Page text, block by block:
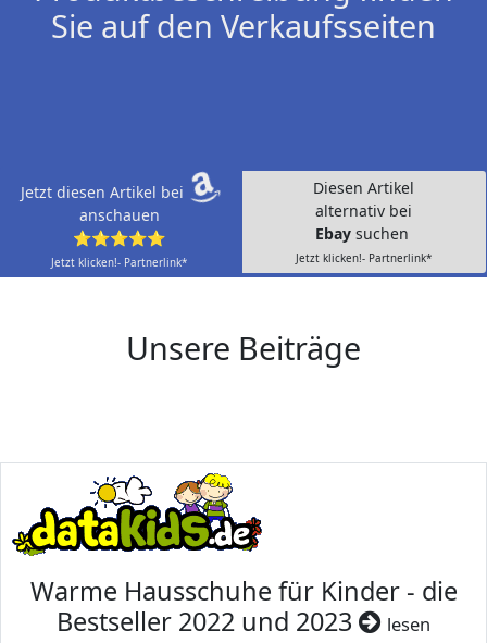
Sie auf den Verkaufsseiten
Jetzt diesen Artikel bei
anschauen
⭐⭐⭐⭐⭐
Jetzt klicken!- Partnerlink*
Diesen Artikel
alternativ bei
Ebay suchen
Jetzt klicken!- Partnerlink*
Unsere Beiträge
Warme Hausschuhe für Kinder - die
Bestseller 2022 und 2023
lesen